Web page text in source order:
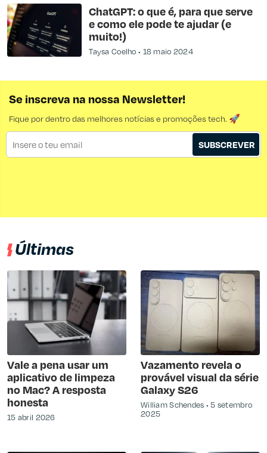
ChatGPT: o que é, para que serve
e como ele pode te ajudar (e
muito!)
Taysa Coelho 18 maio 2024
Se inscreva na nossa Newsletter!
Fique por dentro das melhores notícias e promoções tech. 🚀
SUBSCREVER
Últimas
Vale a pena usar um
aplicativo de limpeza
no Mac? A resposta
honesta
15 abril 2026
Vazamento revela o
provável visual da série
Galaxy S26
William Schendes
5 setembro
2025